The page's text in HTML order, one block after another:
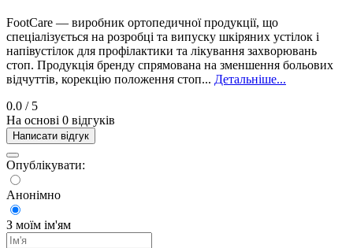
FootCare — виробник ортопедичної продукції, що
спеціалізується на розробці та випуску шкіряних устілок і
напівустілок для профілактики та лікування захворювань
стоп. Продукція бренду спрямована на зменшення больових
відчуттів, корекцію положення стоп... Детальніше...
0.0 / 5
На основі 0 відгуків
Написати відгук
Опублікувати:
Анонімно
З моїм ім'ям